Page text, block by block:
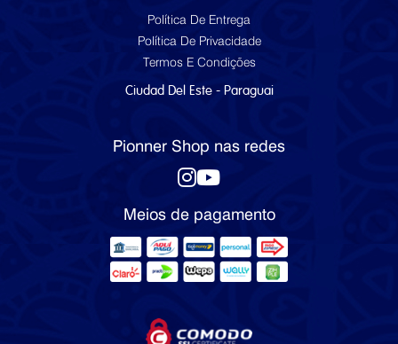
Política De Entrega
Política De Privacidade
Termos E Condições
Ciudad Del Este - Paraguai
Pionner Shop nas redes
Meios de pagamento